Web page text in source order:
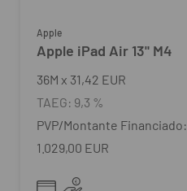
Apple
Apple iPad Air 13" M4
36M x 31,42 EUR
TAEG: 9,3 %
PVP/Montante Financiado:
1.029,00 EUR